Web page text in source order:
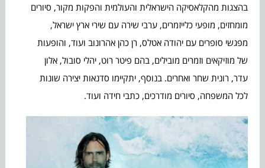
בהצגות מהקלאסיקה הישראלית והעולמית והפקות מקור, סיורים
מומחזים, מופעי כלייזמרים, ערבי שירה עם שירי ארץ ישראל,
מפגשי סופרים עם יהודה אטלס, רן כהן אהרונוב ועוד, והופעות
של מוזיקאים וזמרים מובילים, בהם פיטר רוט, יהלי סובול, אלון
עדר, רונית שחר ואחרים. בנוסף, יתקיימו סדנאות יצירה שונות
לכל המשפחה, סיורים מודרכים, כתבי חידה ועוד.